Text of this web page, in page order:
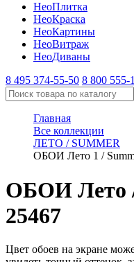
НеоПлитка
НеоКраска
НеоКартины
НеоВитраж
НеоДиваны
8 495 374-55-50 8 800 555-
Главная
Все коллекции
ЛЕТО / SUMMER
ОБОИ Лето 1 /
ОБОИ Лето
25467
Цвет обоев на экране